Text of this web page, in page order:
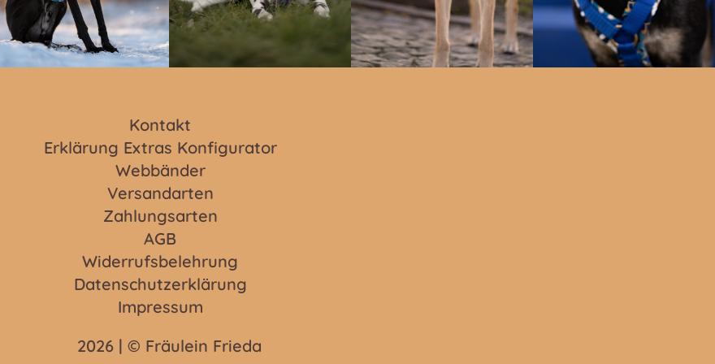
Kontakt
Erklärung Extras Konfigurator
Webbänder
Versandarten
Zahlungsarten
AGB
Widerrufsbelehrung
Datenschutzerklärung
Impressum
2026 | © Fräulein Frieda